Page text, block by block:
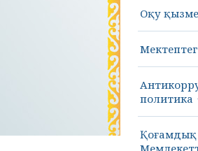
Оқу
политика
Қоғамдық